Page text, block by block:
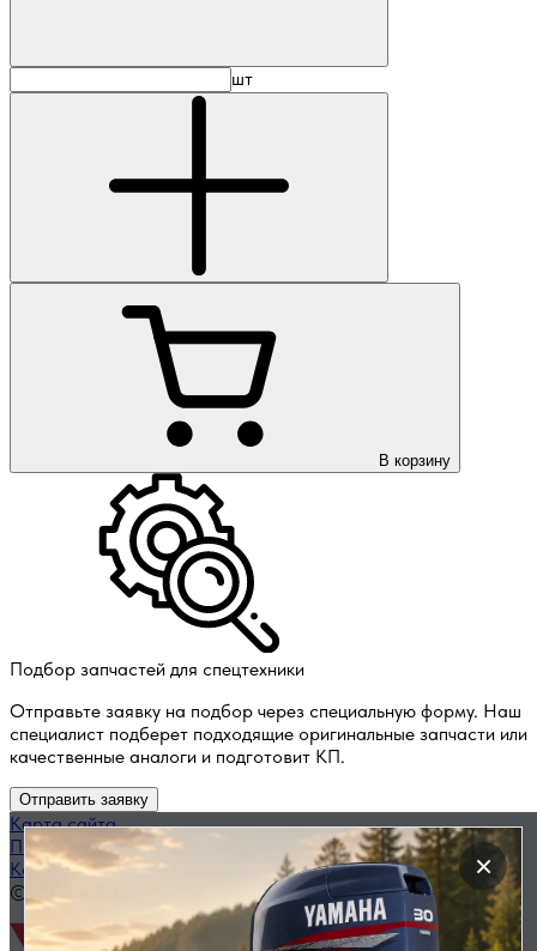
шт
В корзину
Подбор запчастей для спецтехники
Отправьте заявку на подбор через специальную форму. Наш
специалист подберет подходящие оригинальные запчасти или
качественные аналоги и подготовит КП.
Отправить заявку
×
Карта сайта
Политика конфиденциальности
Каталог запчастей по названию
© 2014 — 2026 ООО «ВЭД»